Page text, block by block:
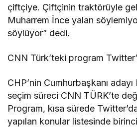
çiftçiye. Çiftçinin traktörüyle
Muharrem İnce yalan
söylüyor” dedi.
CNN Türk’teki program
CHP’nin Cumhurbaşkanı
seçim süreci CNN TÜRK’te
Program, kısa sürede
yapılan konular listesinde birinci